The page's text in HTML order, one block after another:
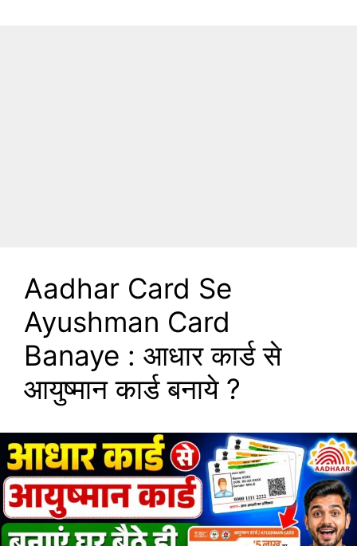
Aadhar Card Se
Ayushman Card
Banaye : आधार कार्ड से
आयुष्मान कार्ड बनाये ?